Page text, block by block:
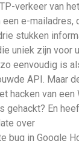
verkeer van
e-mailadres,
stukken
uniek zijn voor
eenvoudig is
API. Maar
hacken van een
gehackt? En
over
bug in Google